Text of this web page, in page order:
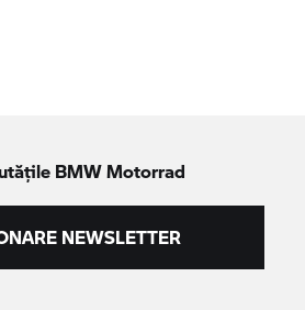
BMW Motorrad
NEWSLETTER